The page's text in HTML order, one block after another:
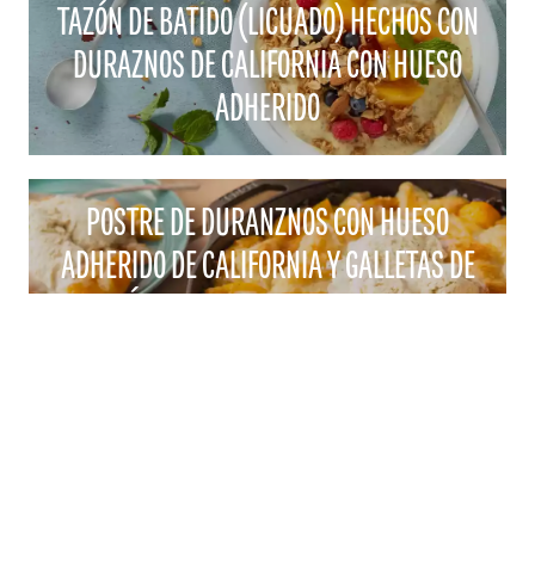
TAZÓN DE BATIDO (LICUADO) HECHOS CON
DURAZNOS DE CALIFORNIA CON HUESO
ADHERIDO
POSTRE DE DURANZNOS CON HUESO
ADHERIDO DE CALIFORNIA Y GALLETAS DE